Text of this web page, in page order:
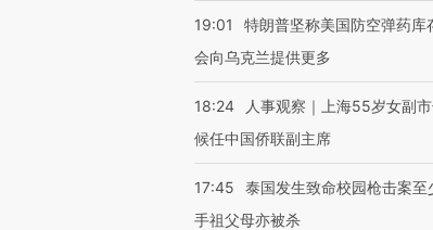
19:01
特朗普坚称美国防空弹药库
会向乌克兰提供更多
18:24
人事观察｜上海55岁女副
候任中国侨联副主席
17:45
泰国发生致命校园枪击案
手祖父母亦被杀